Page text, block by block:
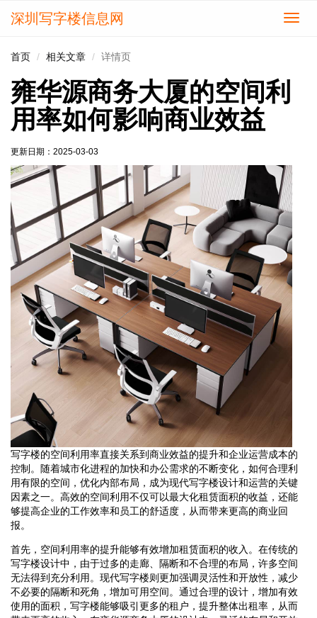
切
深圳写字楼信息网
首页 相关文章 详情页
雍华源商务大厦的空间利
用率如何影响商业效益
更新日期： 2025-03-03
写字楼的空间利用率直接关系到商业效益的提升和企业运营成本的
控制。随着城市化进程的加快和办公需求的不断变化，如何合理利
用有限的空间，优化内部布局，成为现代写字楼设计和运营的关键
因素之一。高效的空间利用不仅可以最大化租赁面积的收益，还能
够提高企业的工作效率和员工的舒适度，从而带来更高的商业回
报。
首先，空间利用率的提升能够有效增加租赁面积的收入。在传统的
写字楼设计中，由于过多的走廊、隔断和不合理的布局，许多空间
无法得到充分利用。现代写字楼则更加强调灵活性和开放性，减少
不必要的隔断和死角，增加可用空间。通过合理的设计，增加有效
使用的面积，写字楼能够吸引更多的租户，提升整体出租率，从而